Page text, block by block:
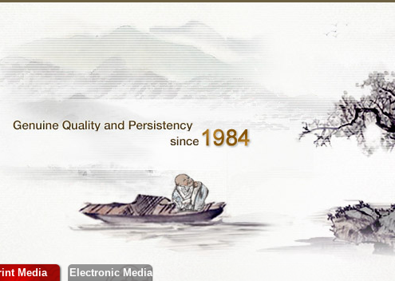
Media Electronic Media